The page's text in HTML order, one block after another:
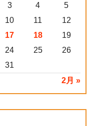
2月 »
3 4
5
10 11
12
17 18
19
24 25
26
31